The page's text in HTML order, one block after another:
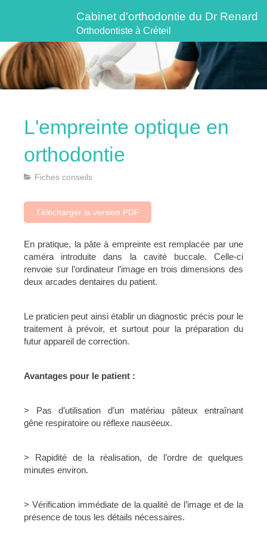
Cabinet d'orthodontie du Dr Renard
Orthodontiste à Créteil
L'empreinte optique en
orthodontie
Fiches conseils
Télécharger la version PDF
En pratique, la pâte à empreinte est remplacée par une
caméra introduite dans la cavité buccale. Celle-ci
renvoie sur l’ordinateur l’image en trois dimensions des
deux arcades dentaires du patient.
Le praticien peut ainsi établir un diagnostic précis pour le
traitement à prévoir, et surtout pour la préparation du
futur appareil de correction.
Avantages pour le patient :
> Pas d’utilisation d’un matériau pâteux entraînant
gêne respiratoire ou réflexe nauséeux.
> Rapidité de la réalisation, de l’ordre de quelques
minutes environ.
> Vérification immédiate de la qualité de l’image et de la
présence de tous les détails nécessaires.